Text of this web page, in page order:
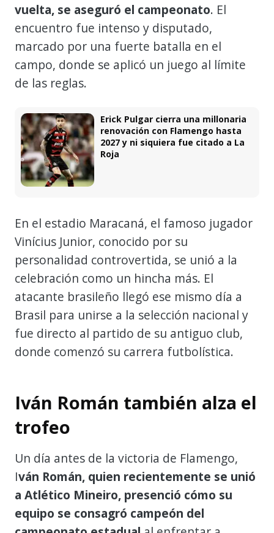
vuelta, se aseguró el campeonato. El
encuentro fue intenso y disputado,
marcado por una fuerte batalla en el
campo, donde se aplicó un juego al límite
de las reglas.
Erick Pulgar cierra una millonaria
renovación con Flamengo hasta
2027 y ni siquiera fue citado a La
Roja
En el estadio Maracaná, el famoso jugador
Vinícius Junior, conocido por su
personalidad controvertida, se unió a la
celebración como un hincha más. El
atacante brasileño llegó ese mismo día a
Brasil para unirse a la selección nacional y
fue directo al partido de su antiguo club,
donde comenzó su carrera futbolística.
Iván Román también alza el
trofeo
Un día antes de la victoria de Flamengo,
Iván Román, quien recientemente se unió
a Atlético Mineiro, presenció cómo su
equipo se consagró campeón del